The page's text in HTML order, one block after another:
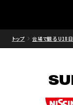
トップ 会場で観る U18